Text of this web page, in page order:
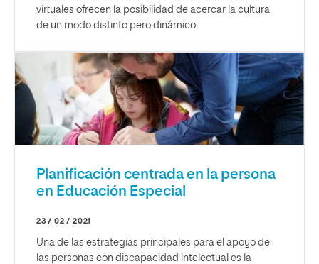
virtuales ofrecen la posibilidad de acercar la cultura
de un modo distinto pero dinámico.
Planificación centrada en la persona
en Educación Especial
23 / 02 / 2021
Una de las estrategias principales para el apoyo de
las personas con discapacidad intelectual es la